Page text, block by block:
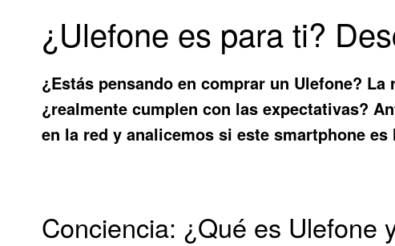
¿Ulefone es para ti?
¿Estás pensando en comprar un Ulefone?
¿realmente cumplen con las expectativas?
en la red y analicemos si este smartphone
Conciencia: ¿Qué es Ulefone